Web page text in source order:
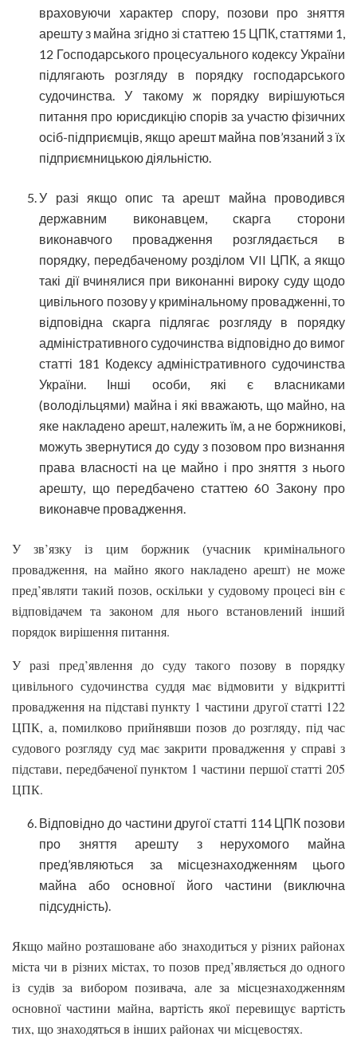
враховуючи характер спору, позови про зняття
арешту з майна згідно зі статтею 15 ЦПК, статтями 1,
12 Господарського процесуального кодексу України
підлягають розгляду в порядку господарського
судочинства. У такому ж порядку вирішуються
питання про юрисдикцію спорів за участю фізичних
осіб-підприємців, якщо арешт майна пов’язаний з їх
підприємницькою діяльністю.
У разі якщо опис та арешт майна проводився
державним виконавцем, скарга сторони
виконавчого провадження розглядається в
порядку, передбаченому розділом VII ЦПК, а якщо
такі дії вчинялися при виконанні вироку суду щодо
цивільного позову у кримінальному провадженні, то
відповідна скарга підлягає розгляду в порядку
адміністративного судочинства відповідно до вимог
статті 181 Кодексу адміністративного судочинства
України. Інші особи, які є власниками
(володільцями) майна і які вважають, що майно, на
яке накладено арешт, належить їм, а не боржникові,
можуть звернутися до суду з позовом про визнання
права власності на це майно і про зняття з нього
арешту, що передбачено статтею 60 Закону про
виконавче провадження.
У зв’язку із цим боржник (учасник кримінального
провадження, на майно якого накладено арешт) не може
пред’являти такий позов, оскільки у судовому процесі він є
відповідачем та законом для нього встановлений інший
порядок вирішення питання.
У разі пред’явлення до суду такого позову в порядку
цивільного судочинства суддя має відмовити у відкритті
провадження на підставі пункту 1 частини другої статті 122
ЦПК, а, помилково прийнявши позов до розгляду, під час
судового розгляду суд має закрити провадження у справі з
підстави, передбаченої пунктом 1 частини першої статті 205
ЦПК.
Відповідно до частини другої статті 114 ЦПК позови
про зняття арешту з нерухомого майна
пред’являються за місцезнаходженням цього
майна або основної його частини (виключна
підсудність).
Якщо майно розташоване або знаходиться у різних районах
міста чи в різних містах, то позов пред’являється до одного
із судів за вибором позивача, але за місцезнаходженням
основної частини майна, вартість якої перевищує вартість
тих, що знаходяться в інших районах чи місцевостях.